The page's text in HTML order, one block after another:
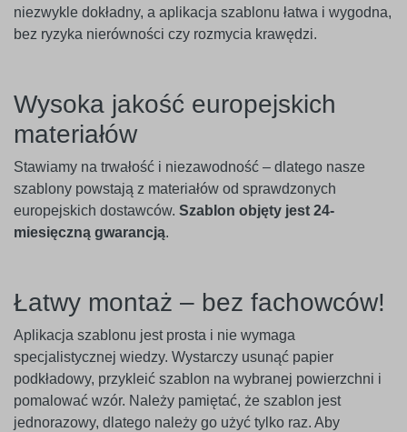
niezwykle dokładny, a aplikacja szablonu łatwa i wygodna,
bez ryzyka nierówności czy rozmycia krawędzi.
Wysoka jakość europejskich
materiałów
Stawiamy na trwałość i niezawodność – dlatego nasze
szablony powstają z materiałów od sprawdzonych
europejskich dostawców. Szablon objęty jest 24-
miesięczną gwarancją.
Łatwy montaż – bez fachowców!
Aplikacja szablonu jest prosta i nie wymaga
specjalistycznej wiedzy. Wystarczy usunąć papier
podkładowy, przykleić szablon na wybranej powierzchni i
pomalować wzór. Należy pamiętać, że szablon jest
jednorazowy, dlatego należy go użyć tylko raz. Aby